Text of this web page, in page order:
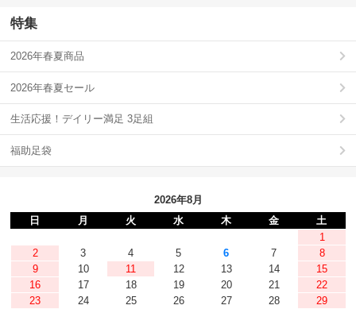
特集
2026年春夏商品
2026年春夏セール
生活応援！デイリー満足 3足組
福助足袋
2026年8月
日
月 火 水 木 金
土
1
2
3 4 5 6 7
8
9
10 11 12 13 14
15
16
17 18 19 20 21
22
23
24 25 26 27 28
29